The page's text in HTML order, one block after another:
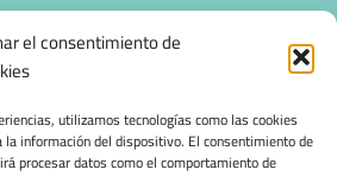
el consentimiento de
utilizamos tecnologías como las cookies
la información del dispositivo. El consentimiento de
procesar datos como el comportamiento de